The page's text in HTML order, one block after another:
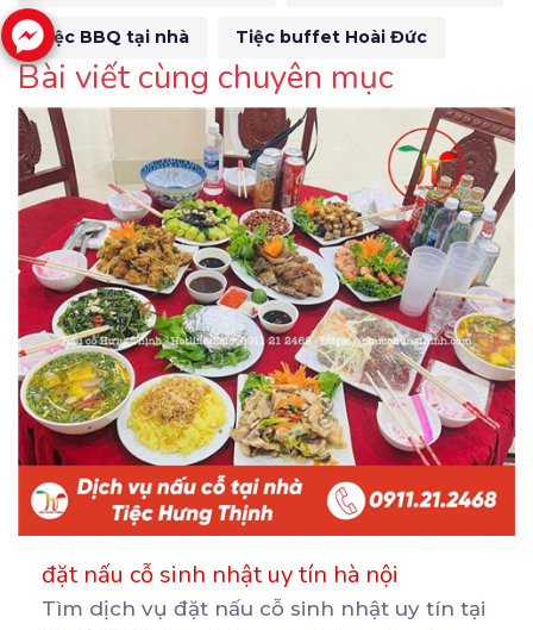
Tiệc BBQ tại nhà Tiệc buffet Hoài Đức
Bài viết cùng chuyên mục
đặt nấu cỗ sinh nhật uy tín hà nội
Tìm dịch vụ đặt nấu cỗ sinh nhật uy tín tại